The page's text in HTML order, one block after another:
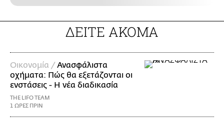
ΔΕΙΤΕ ΑΚΟΜΑ
Οικονομία /Ανασφάλιστα
οχήματα: Πώς θα εξετάζονται οι
ενστάσεις - Η νέα διαδικασία
THE LIFO TEAM
1 ΩΡΕΣ ΠΡΙΝ